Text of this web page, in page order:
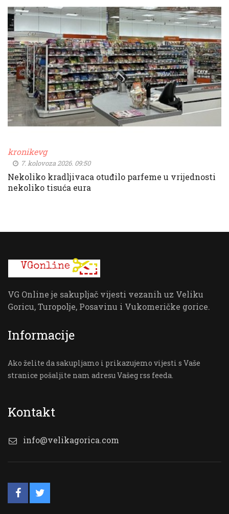
kronikevg
7. kolovoza 2026. 09:50
Nekoliko kradljivaca otuđilo parfeme u vrijednosti
nekoliko tisuća eura
VG Online je sakupljač vijesti vezanih uz Veliku
Goricu, Turopolje, Posavinu i Vukomeričke gorice.
Informacije
Ako želite da sakupljamo i prikazujemo vijesti s Vaše
stranice pošaljite nam adresu Vašeg rss feeda.
Kontakt
info@velikagorica.com